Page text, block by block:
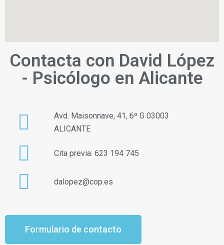
Contacta con David López
- Psicólogo en Alicante
Avd. Maisonnave, 41, 6º G 03003
ALICANTE
Cita previa: 623 194 745
dalopez@cop.es
Formulario de contacto